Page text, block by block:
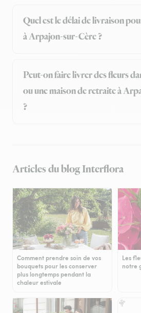
Quel est le délai de livraison
à Arpajon-sur-Cère ?
Peut-on faire livrer des fleurs
ou une maison de retraite à
?
Articles du blog Interflora
Comment prendre soin de vos
bouquets pour les conserver
plus longtemps pendant la
chaleur estivale
Les
notre